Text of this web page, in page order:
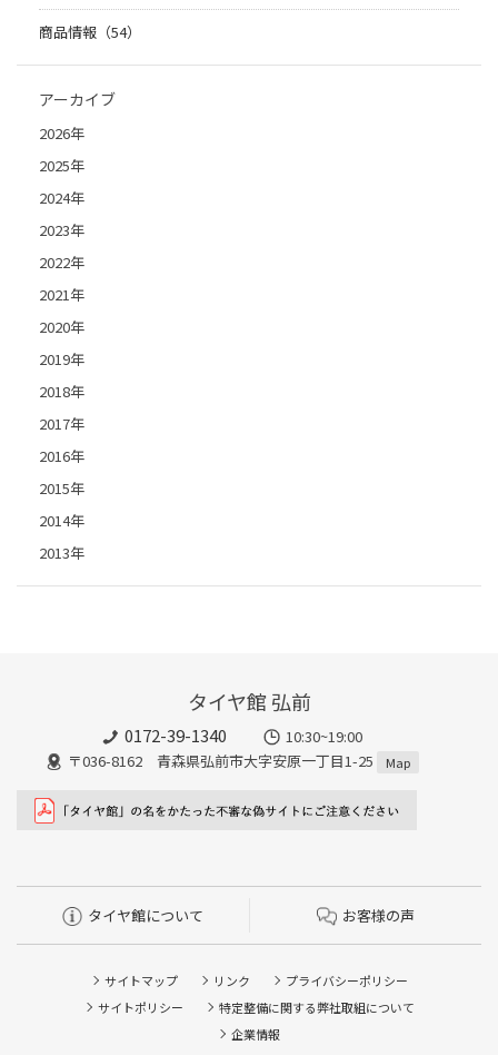
商品情報（54）
アーカイブ
2026年
2025年
2024年
2023年
2022年
2021年
2020年
2019年
2018年
2017年
2016年
2015年
2014年
2013年
タイヤ館 弘前
0172-39-1340
10:30~19:00
〒036-8162 青森県弘前市大字安原一丁目1-25
Map
タイヤ館について お客様の声
サイトマップ リンク
プライバシーポリシー
サイトポリシー
特定整備に関する弊社取組について
企業情報